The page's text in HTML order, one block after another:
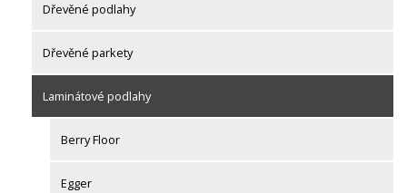
Dřevěné podlahy
Dřevěné parkety
Laminátové podlahy
Berry Floor
Egger